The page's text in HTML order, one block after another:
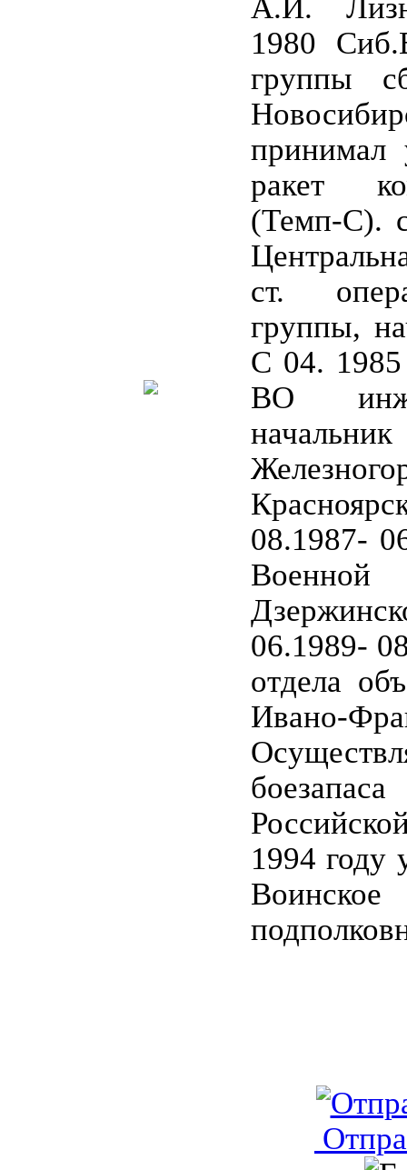
А.И.
1980
группы
принимал
ракет
(Темп-С).
ст.
группы,
С 04.
ВО
08.1987-
06.1989-
отдела
Ивано-
1994 году